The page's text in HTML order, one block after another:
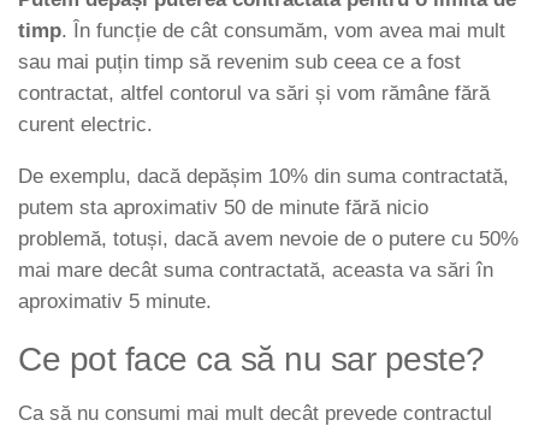
timp. În funcție de cât consumăm, vom avea mai mult
sau mai puțin timp să revenim sub ceea ce a fost
contractat, altfel contorul va sări și vom rămâne fără
curent electric.
De exemplu, dacă depășim 10% din suma contractată,
putem sta aproximativ 50 de minute fără nicio
problemă, totuși, dacă avem nevoie de o putere cu 50%
mai mare decât suma contractată, aceasta va sări în
aproximativ 5 minute.
Ce pot face ca să nu sar peste?
Ca să nu consumi mai mult decât prevede contractul